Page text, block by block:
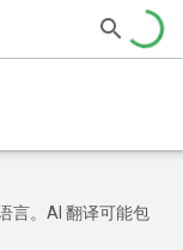
言。AI 翻译可能包